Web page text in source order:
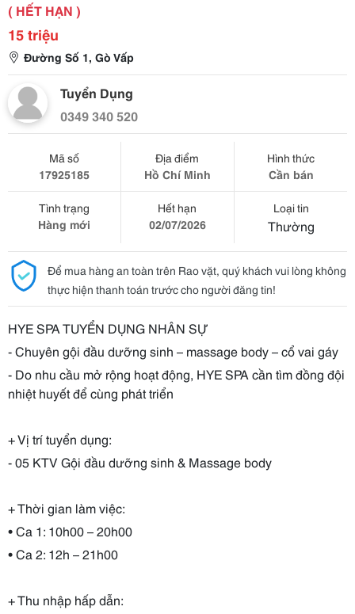
( HẾT HẠN )
15 triệu
Đường Số 1, Gò Vấp
Tuyển Dụng
0349 340 520
Mã số
17925185
Địa điểm
Hồ Chí Minh
Hình thức
Cần bán
Tình trạng
Hàng mới
Hết hạn
02/07/2026
Loại tin
Thường
Để mua hàng an toàn trên Rao vặt, quý khách vui lòng không
thực hiện thanh toán trước cho người đăng tin!
HYE SPA TUYỂN DỤNG NHÂN SỰ
- Chuyên gội đầu dưỡng sinh – massage body – cổ vai gáy
- Do nhu cầu mở rộng hoạt động, HYE SPA cần tìm đồng đội
nhiệt huyết để cùng phát triển
+ Vị trí tuyển dụng:
- 05 KTV Gội đầu dưỡng sinh & Massage body
+ Thời gian làm việc:
• Ca 1: 10h00 – 20h00
• Ca 2: 12h – 21h00
+ Thu nhập hấp dẫn: